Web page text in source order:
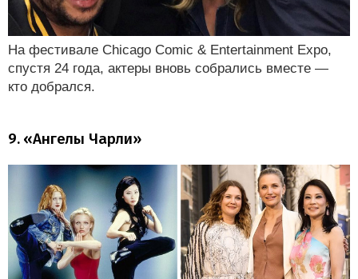
На фестивале Chicago Comic & Entertainment Expo,
спустя 24 года, актеры вновь собрались вместе —
кто добрался.
9. «Ангелы Чарли»